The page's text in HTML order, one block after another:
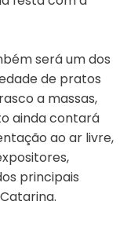
será um dos
de pratos
a massas,
ainda contará
ao ar livre,
principais